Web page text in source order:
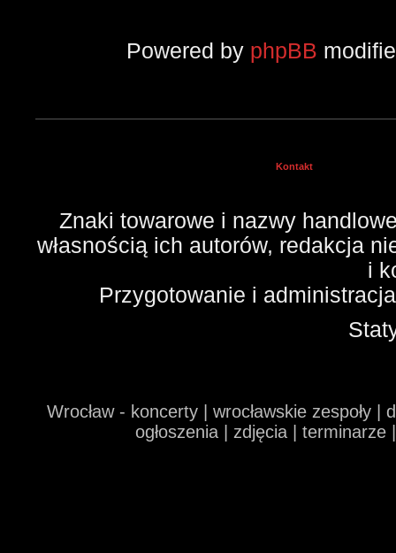
Powered by phpBB
Kontakt
Znaki towarowe i nazwy
własnością ich autorów, redakcja
i
Przygotowanie i
Wrocław - koncerty | wrocławskie zespoły
ogłoszenia | zdjęcia |